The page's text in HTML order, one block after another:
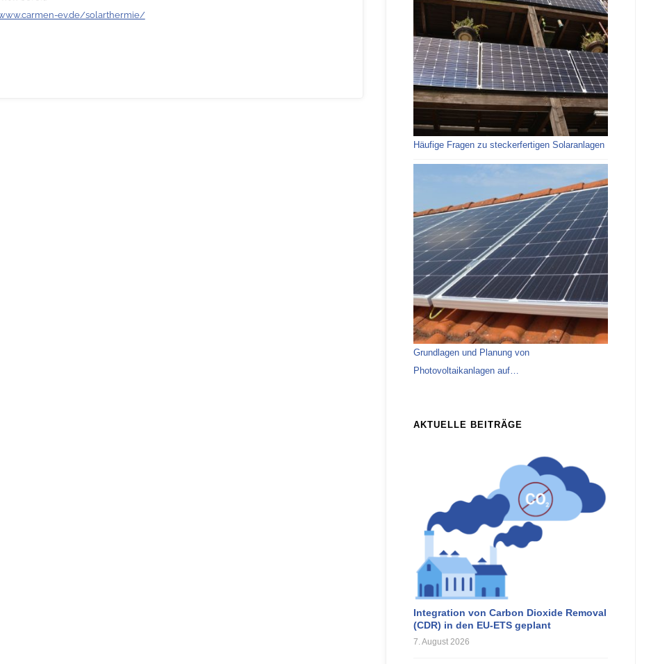
ev.de/solarthermie/
Häufige Fragen zu steckerfertigen Solaranlagen
Grundlagen und Planung von
Photovoltaikanlagen auf…
AKTUELLE BEITRÄGE
Integration von Carbon Dioxide Removal
(CDR) in den EU-ETS geplant
7. August 2026